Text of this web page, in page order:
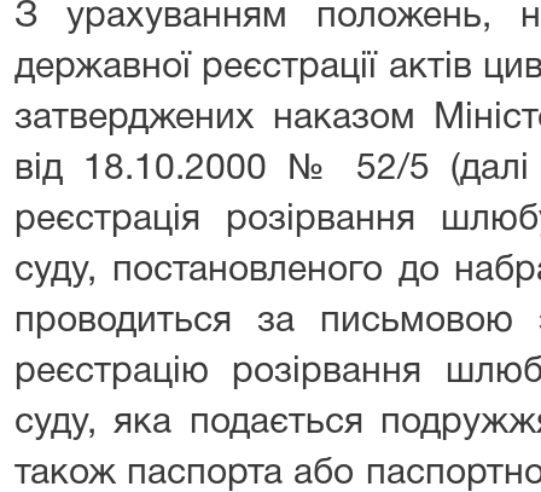
З урахуванням положень,
державної реєстрації актів
затверджених наказом
від 18.10.2000 № 52/5
реєстрація розірвання
суду, постановленого до
проводиться за
реєстрацію розірвання
суду, яка подається
також паспорта або